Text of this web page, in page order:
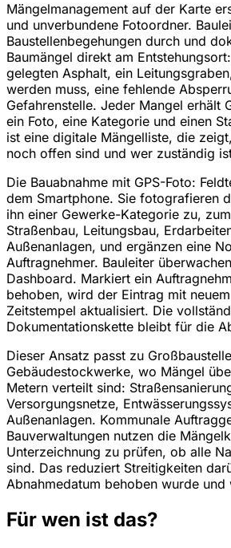
Mängelmanagement auf der Karte
und unverbundene Fotoordner.
Baustellenbegehungen durch und
Baumängel direkt am
gelegten Asphalt, ein
werden muss, eine fehlende
Gefahrenstelle. Jeder Mangel erhält
ein Foto, eine Kategorie und einen
ist eine digitale Mängelliste, die
noch offen sind und wer zuständig
Die Bauabnahme mit GPS-Foto:
dem Smartphone. Sie fotografieren
ihn einer Gewerke-Kategorie zu,
Straßenbau, Leitungsbau,
Außenanlagen, und ergänzen eine
Auftragnehmer. Bauleiter
Dashboard. Markiert ein
behoben, wird der Eintrag mit
Zeitstempel aktualisiert. Die
Dokumentationskette bleibt für die
Dieser Ansatz passt zu
Gebäudestockwerke, wo Mängel
Metern verteilt sind:
Versorgungsnetze,
Außenanlagen. Kommunale
Bauverwaltungen nutzen die
Unterzeichnung zu prüfen, ob alle
sind. Das reduziert Streitigkeiten
Abnahmedatum behoben wurde und
Für wen ist das?